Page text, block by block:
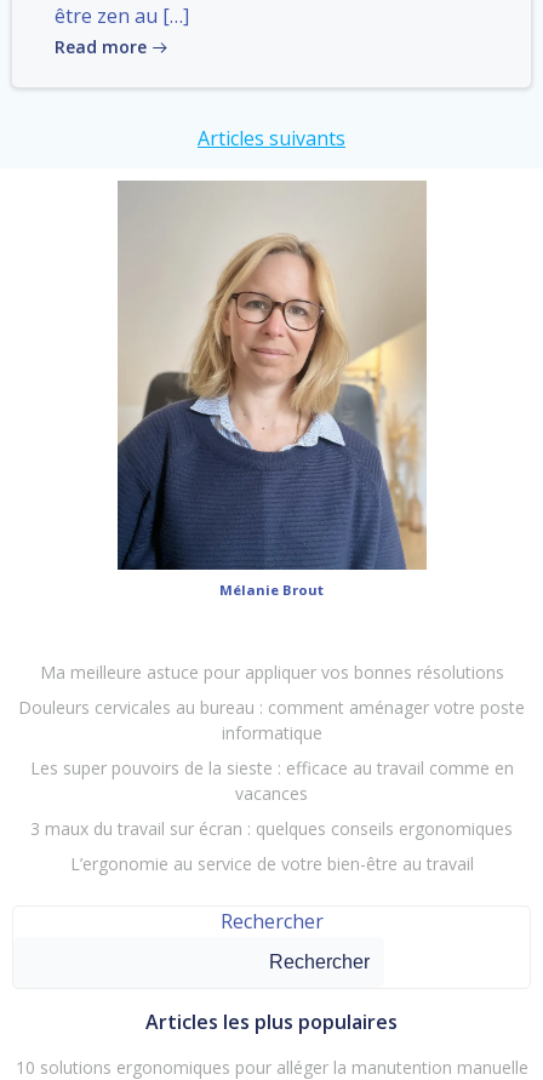
être zen au […]
Read more
Articles suivants
Mélanie Brout
Ma meilleure astuce pour appliquer vos bonnes résolutions
Douleurs cervicales au bureau : comment aménager votre poste
informatique
Les super pouvoirs de la sieste : efficace au travail comme en
vacances
3 maux du travail sur écran : quelques conseils ergonomiques
L’ergonomie au service de votre bien-être au travail
Rechercher
Rechercher
Articles les plus populaires
10 solutions ergonomiques pour alléger la manutention manuelle